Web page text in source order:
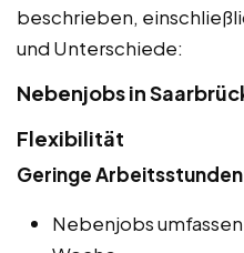
beschrieben,
und Unterschiede:
Nebenjobs in
Flexibilität
Geringe Arbeitsstunden
Nebenjobs